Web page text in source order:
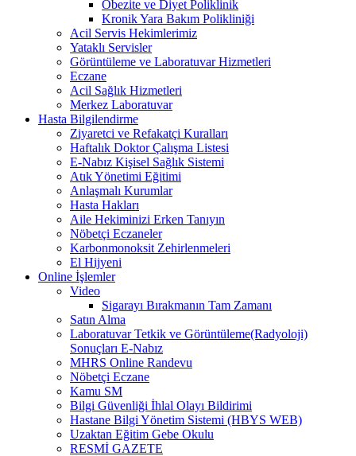
Obezite ve Diyet Poliklinik
Kronik Yara Bakım Polikliniği
Acil Servis Hekimlerimiz
Yataklı Servisler
Görüntüleme ve Laboratuvar Hizmetleri
Eczane
Acil Sağlık Hizmetleri
Merkez Laboratuvar
Hasta Bilgilendirme
Ziyaretci ve Refakatçi Kuralları
Haftalık Doktor Çalışma Listesi
E-Nabız Kişisel Sağlık Sistemi
Atık Yönetimi Eğitimi
Anlaşmalı Kurumlar
Hasta Hakları
Aile Hekiminizi Erken Tanıyın
Nöbetçi Eczaneler
Karbonmonoksit Zehirlenmeleri
El Hijyeni
Online İşlemler
Video
Sigarayı Bırakmanın Tam Zamanı
Satın Alma
Laboratuvar Tetkik ve Görüntüleme(Radyoloji)
Sonuçları E-Nabız
MHRS Online Randevu
Nöbetçi Eczane
Kamu SM
Bilgi Güvenliği İhlal Olayı Bildirimi
Hastane Bilgi Yönetim Sistemi (HBYS WEB)
Uzaktan Eğitim Gebe Okulu
RESMİ GAZETE